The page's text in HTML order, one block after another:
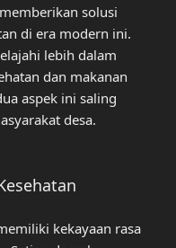
solusi
di era modern ini.
lebih dalam
dan makanan
aspek ini saling
desa.
kekayaan rasa